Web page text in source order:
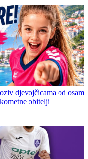
djevojčicama od osam
obitelji